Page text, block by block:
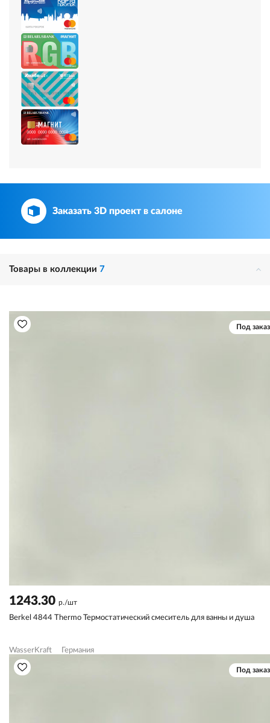
Заказать 3D проект в салоне
Товары в коллекции 7
Под заказ
1243.30 р./шт
Berkel 4844 Thermo Термостатический смеситель для ванны и душа
WasserKraft Германия
Под заказ